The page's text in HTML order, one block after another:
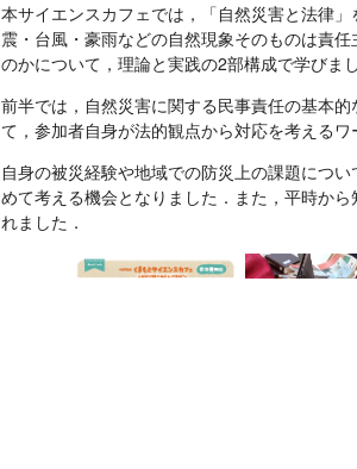
本サイエンスカフェでは，「自然災害と法律
震・台風・豪雨などの自然現象そのものは責
のかについて，理論と実践の2部構成で学びま
前半では，自然災害に関する民事責任の基本
て，参加者自身が法的観点から対応を考えるワ
自身の被災経験や地域での防災上の課題につ
めて考える機会となりました．また，平時か
れました．